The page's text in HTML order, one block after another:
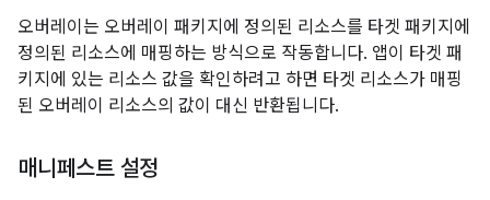
오버레이는 오버레이 패키지에 정의된 리소스를 타겟 패키지에
정의된 리소스에 매핑하는 방식으로 작동합니다. 앱이 타겟 패
키지에 있는 리소스 값을 확인하려고 하면 타겟 리소스가 매핑
된 오버레이 리소스의 값이 대신 반환됩니다.
매니페스트 설정